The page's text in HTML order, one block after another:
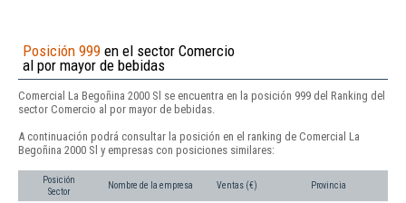
Posición 999 en el sector Comercio
al por mayor de bebidas
Comercial La Begoñina 2000 Sl se encuentra en la posición 999 del Ranking del
sector Comercio al por mayor de bebidas.
A continuación podrá consultar la posición en el ranking de Comercial La
Begoñina 2000 Sl y empresas con posiciones similares:
Posición
Sector
Nombre de la empresa Ventas (€) Provincia